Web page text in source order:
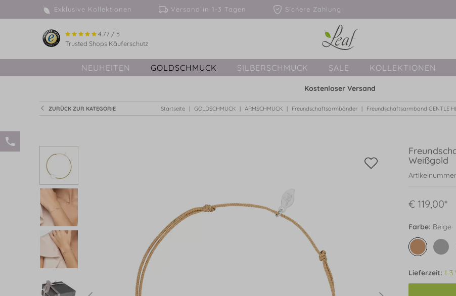
Exklusive Kollektionen Versand in 1-3 Tagen Sichere Zahlung
4.77 / 5
Trusted Shops Käuferschutz
NEUHEITEN GOLDSCHMUCK SILBERSCHMUCK SALE KOLLEKTIONEN
Kostenloser Versand
ZURÜCK ZUR KATEGORIE Startseite GOLDSCHMUCK ARMSCHMUCK Freundschaftsarmbänder Freundschaftsarmband GENTLE
Weißgold
€ 119,00*
Farbe: Beige
Lieferzeit: 1-